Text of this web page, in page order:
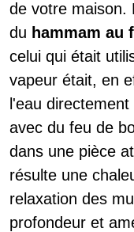
de votre maison.
du hammam au
celui qui était
vapeur était, en
l'eau directement
avec du feu de
dans une pièce
résulte une
relaxation des
profondeur et